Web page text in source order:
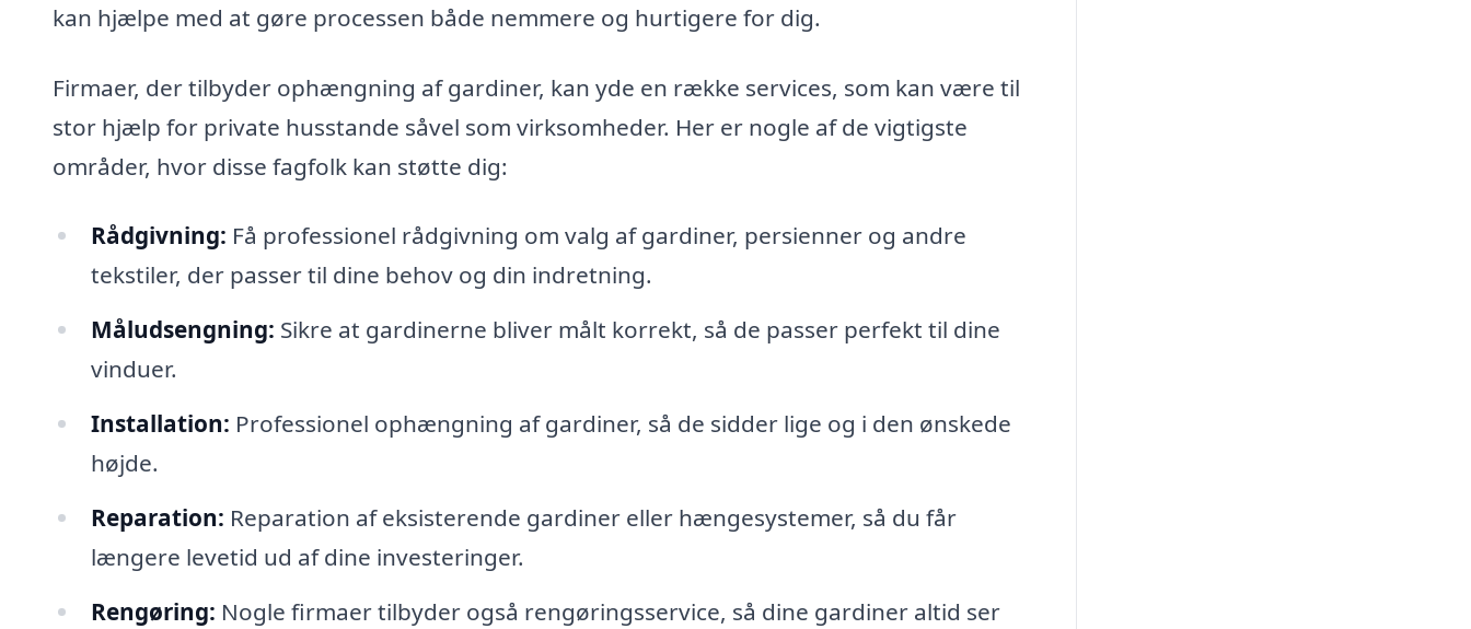
kan hjælpe med at gøre processen både nemmere og hurtigere for dig.
Firmaer, der tilbyder ophængning af gardiner, kan yde en række services, som kan være til
stor hjælp for private husstande såvel som virksomheder. Her er nogle af de vigtigste
områder, hvor disse fagfolk kan støtte dig:
Rådgivning: Få professionel rådgivning om valg af gardiner, persienner og andre
tekstiler, der passer til dine behov og din indretning.
Måludsengning: Sikre at gardinerne bliver målt korrekt, så de passer perfekt til dine
vinduer.
Installation: Professionel ophængning af gardiner, så de sidder lige og i den ønskede
højde.
Reparation: Reparation af eksisterende gardiner eller hængesystemer, så du får
længere levetid ud af dine investeringer.
Rengøring: Nogle firmaer tilbyder også rengøringsservice, så dine gardiner altid ser